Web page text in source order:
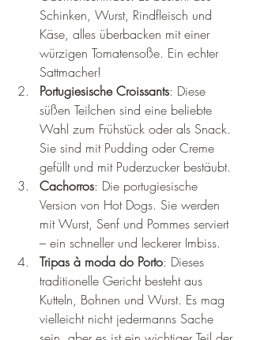
Schinken, Wurst, Rindfleisch und
Käse, alles überbacken mit einer
würzigen Tomatensoße. Ein echter
Sattmacher!
Portugiesische Croissants: Diese
süßen Teilchen sind eine beliebte
Wahl zum Frühstück oder als Snack.
Sie sind mit Pudding oder Creme
gefüllt und mit Puderzucker bestäubt.
Cachorros: Die portugiesische
Version von Hot Dogs. Sie werden
mit Wurst, Senf und Pommes serviert
– ein schneller und leckerer Imbiss.
Tripas à moda do Porto: Dieses
traditionelle Gericht besteht aus
Kutteln, Bohnen und Wurst. Es mag
vielleicht nicht jedermanns Sache